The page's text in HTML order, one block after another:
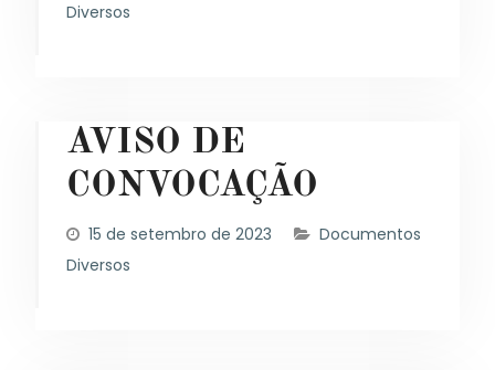
Diversos
AVISO DE
CONVOCAÇÃO
15 de setembro de 2023
Documentos
Diversos